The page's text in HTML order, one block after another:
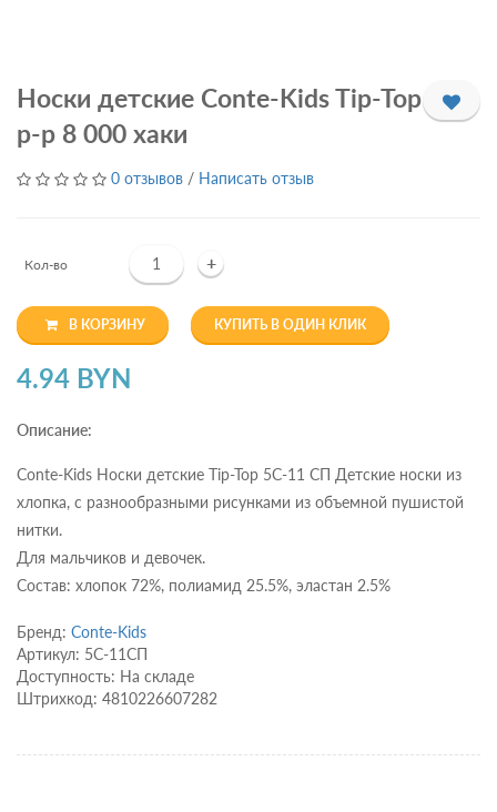
Носки детские Conte-Kids Tip-Top
р-р 8 000 хаки
0 отзывов / Написать отзыв
Кол-во +
В КОРЗИНУ КУПИТЬ В ОДИН КЛИК
4.94 BYN
Описание:
Conte-Kids Носки детские Tip-Top 5С-11 СП Детские носки из
хлопка, с разнообразными рисунками из объемной пушистой
нитки.
Для мальчиков и девочек.
Состав: хлопок 72%, полиамид 25.5%, эластан 2.5%
Бренд: Conte-Kids
Артикул: 5С-11СП
Доступность: На складе
Штрихкод: 4810226607282